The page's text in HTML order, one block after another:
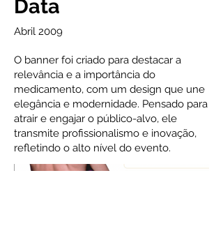
Data
Abril 2009
O banner foi criado para destacar a
relevância e a importância do
medicamento, com um design que une
elegância e modernidade. Pensado para
atrair e engajar o público-alvo, ele
transmite profissionalismo e inovação,
refletindo o alto nível do evento.